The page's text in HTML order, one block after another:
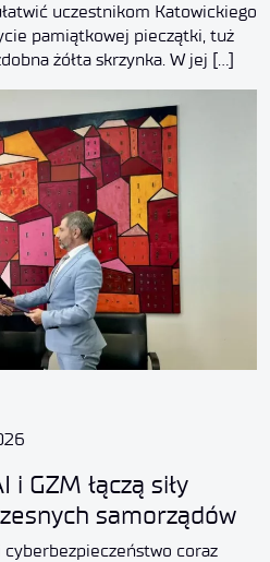
uczestnikom Katowickiego
pamiątkowej pieczątki, tuż
żółta skrzynka. W jej […]
GZM łączą siły
samorządów
coraz